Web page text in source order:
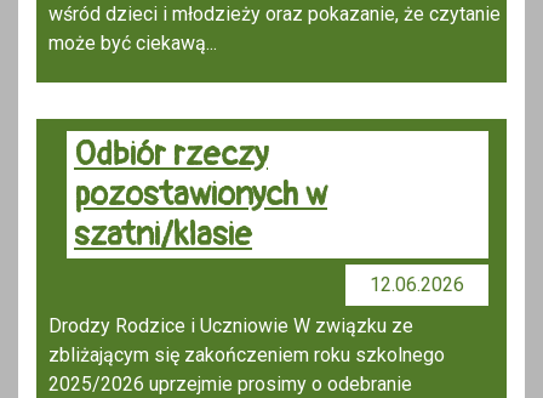
wśród dzieci i młodzieży oraz pokazanie, że czytanie
może być ciekawą...
Odbiór rzeczy
pozostawionych w
szatni/klasie
12.06.2026
Drodzy Rodzice i Uczniowie W związku ze
zbliżającym się zakończeniem roku szkolnego
2025/2026 uprzejmie prosimy o odebranie